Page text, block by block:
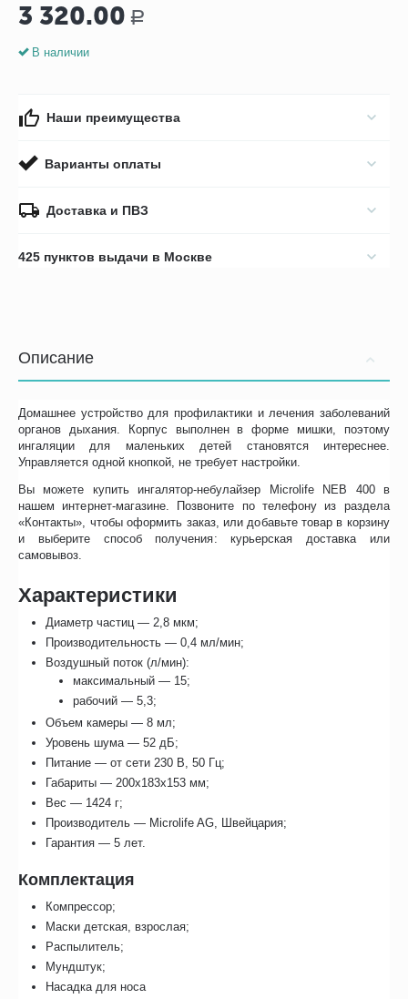
3 320.00 Р
В наличии
Наши преимущества
Варианты оплаты
Доставка и ПВЗ
425 пунктов выдачи в Москве
Описание
Домашнее устройство для профилактики и лечения заболеваний
органов дыхания. Корпус выполнен в форме мишки, поэтому
ингаляции для маленьких детей становятся интереснее.
Управляется одной кнопкой, не требует настройки.
Вы можете купить ингалятор-небулайзер Microlife NEB 400 в
нашем интернет-магазине. Позвоните по телефону из раздела
«Контакты», чтобы оформить заказ, или добавьте товар в корзину
и выберите способ получения: курьерская доставка или
самовывоз.
Характеристики
Диаметр частиц — 2,8 мкм;
Производительность — 0,4 мл/мин;
Воздушный поток (л/мин):
максимальный — 15;
рабочий — 5,3;
Объем камеры — 8 мл;
Уровень шума — 52 дБ;
Питание — от сети 230 В, 50 Гц;
Габариты — 200х183х153 мм;
Вес — 1424 г;
Производитель — Microlife AG, Швейцария;
Гарантия — 5 лет.
Комплектация
Компрессор;
Маски детская, взрослая;
Распылитель;
Мундштук;
Насадка для носа